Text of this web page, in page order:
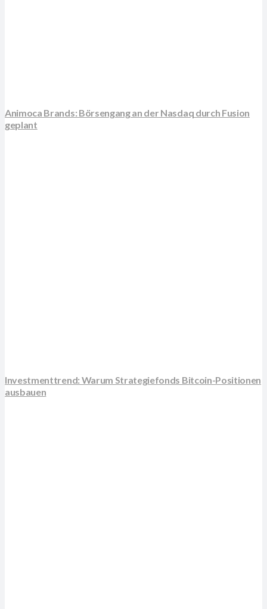
Animoca Brands: Börsengang an der Nasdaq durch Fusion
geplant
Investmenttrend: Warum Strategiefonds Bitcoin-Positionen
ausbauen